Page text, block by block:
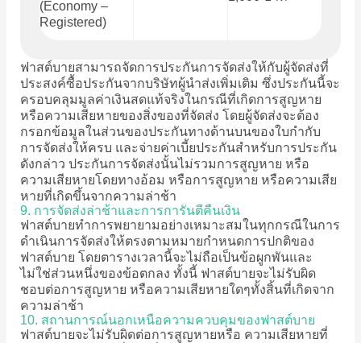
(Economy –
Registered)
ฟาสต์บายสามารถจัดการประกันการจัดส่งให้กับผู้จัดส่งที่
ประสงค์ซื้อประกันจากบริษัทผู้นำส่งเพิ่มเติม ซึ่งประกันนี้จะ
ครอบคลุมมูลค่าเงินสดแท้จริงในกรณีที่เกิดการสูญหาย
หรือความเสียหายของสิ่งของที่จัดส่ง โดยผู้จัดส่งจะต้อง
กรอกข้อมูลในส่วนของประกันทางด้านบนของใบกำกับ
การจัดส่งให้ครบ และจ่ายค่าเบี้ยประกันสำหรับการประกัน
ดังกล่าว ประกันการจัดส่งนั้นไม่รวมการสูญหาย หรือ
ความเสียหายโดยทางอ้อม หรือการสูญหาย หรือความเสีย
หายที่เกิดขึ้นจากความล่าช้า
9. การจัดส่งล่าช้าและการการันตีคืนเงิน
ฟาสต์บายทำการพยายามอย่างเหมาะสมในทุกกรณีในการ
ดำเนินการจัดส่งให้ตรงตามหมายกำหนดการปกติของ
ฟาสต์บาย โดยตารางเวลานี้จะไม่ถือเป็นข้อผูกพันและ
ไม่ใช่ส่วนหนึ่งของข้อตกลง ทั้งนี้ ฟาสต์บายจะไม่รับผิด
ชอบต่อการสูญหาย หรือความเสียหายใดๆทั้งสิ้นที่เกิดจาก
ความล่าช้า
10. สถานการณ์นอกเหนือความควบคุมของฟาสต์บาย
ฟาสต์บายจะไม่รับผิดต่อการสูญหายหรือ ความเสียหายที่